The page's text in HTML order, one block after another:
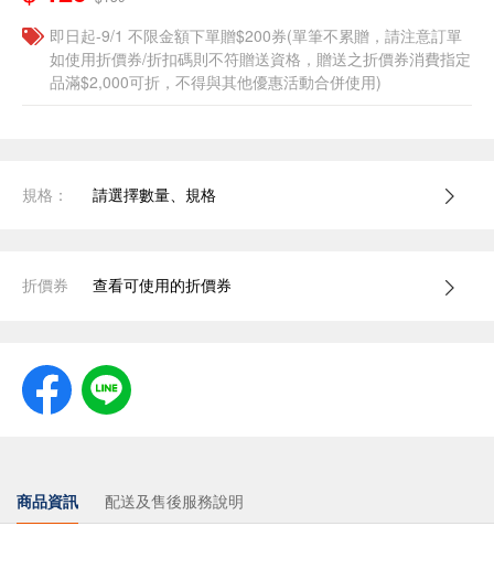
即日起-9/1 不限金額下單贈$200券(單筆不累贈，請注意訂單
如使用折價券/折扣碼則不符贈送資格，贈送之折價券消費指定
品滿$2,000可折，不得與其他優惠活動合併使用)
規格： 請選擇數量、規格
折價券 查看可使用的折價券
商品資訊 配送及售後服務說明